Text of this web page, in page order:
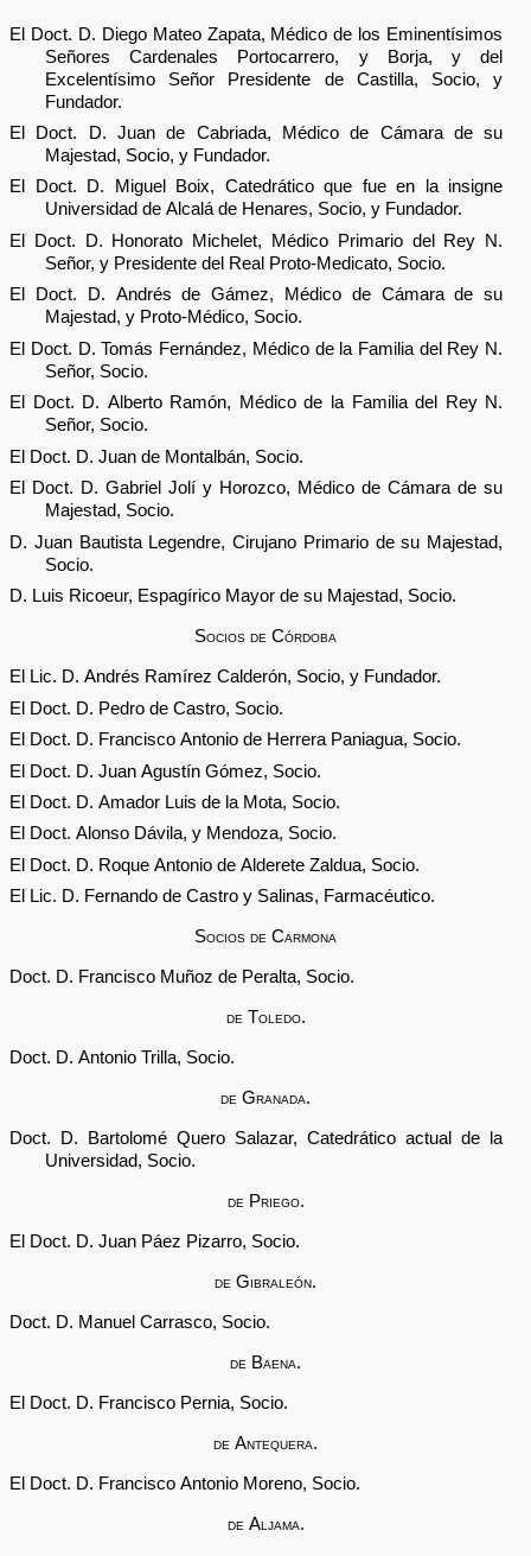
El Doct. D. Diego Mateo Zapata, Médico de los Eminentísimos
Señores Cardenales Portocarrero, y Borja, y del
Excelentísimo Señor Presidente de Castilla, Socio, y
Fundador.
El Doct. D. Juan de Cabriada, Médico de Cámara de su
Majestad, Socio, y Fundador.
El Doct. D. Miguel Boix, Catedrático que fue en la insigne
Universidad de Alcalá de Henares, Socio, y Fundador.
El Doct. D. Honorato Michelet, Médico Primario del Rey N.
Señor, y Presidente del Real Proto-Medicato, Socio.
El Doct. D. Andrés de Gámez, Médico de Cámara de su
Majestad, y Proto-Médico, Socio.
El Doct. D. Tomás Fernández, Médico de la Familia del Rey N.
Señor, Socio.
El Doct. D. Alberto Ramón, Médico de la Familia del Rey N.
Señor, Socio.
El Doct. D. Juan de Montalbán, Socio.
El Doct. D. Gabriel Jolí y Horozco, Médico de Cámara de su
Majestad, Socio.
D. Juan Bautista Legendre, Cirujano Primario de su Majestad,
Socio.
D. Luis Ricoeur, Espagírico Mayor de su Majestad, Socio.
Socios de Córdoba
El Lic. D. Andrés Ramírez Calderón, Socio, y Fundador.
El Doct. D. Pedro de Castro, Socio.
El Doct. D. Francisco Antonio de Herrera Paniagua, Socio.
El Doct. D. Juan Agustín Gómez, Socio.
El Doct. D. Amador Luis de la Mota, Socio.
El Doct. Alonso Dávila, y Mendoza, Socio.
El Doct. D. Roque Antonio de Alderete Zaldua, Socio.
El Lic. D. Fernando de Castro y Salinas, Farmacéutico.
Socios de Carmona
Doct. D. Francisco Muñoz de Peralta, Socio.
de Toledo.
Doct. D. Antonio Trilla, Socio.
de Granada.
Doct. D. Bartolomé Quero Salazar, Catedrático actual de la
Universidad, Socio.
de Priego.
El Doct. D. Juan Páez Pizarro, Socio.
de Gibraleón.
Doct. D. Manuel Carrasco, Socio.
de Baena.
El Doct. D. Francisco Pernia, Socio.
de Antequera.
El Doct. D. Francisco Antonio Moreno, Socio.
de Aljama.